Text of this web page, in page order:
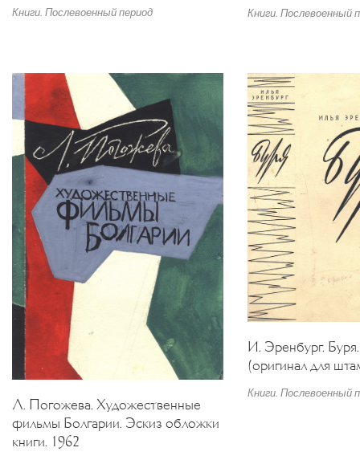
Книги. Послевоенный период Книги. Послевоенный
Л. Погожева. Художественные
фильмы Болгарии. Эскиз обложки
книги. 1962
И. Эренбург.
(оригинал для
Книги. Послевоенный